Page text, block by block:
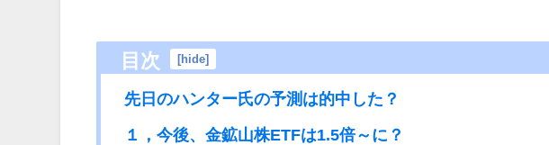
目次 [hide]
先日のハンター氏の予測は的中した？
１，今後、金鉱山株ETFは1.5倍～に？